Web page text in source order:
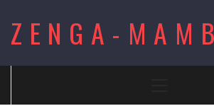
content
ZENGA-